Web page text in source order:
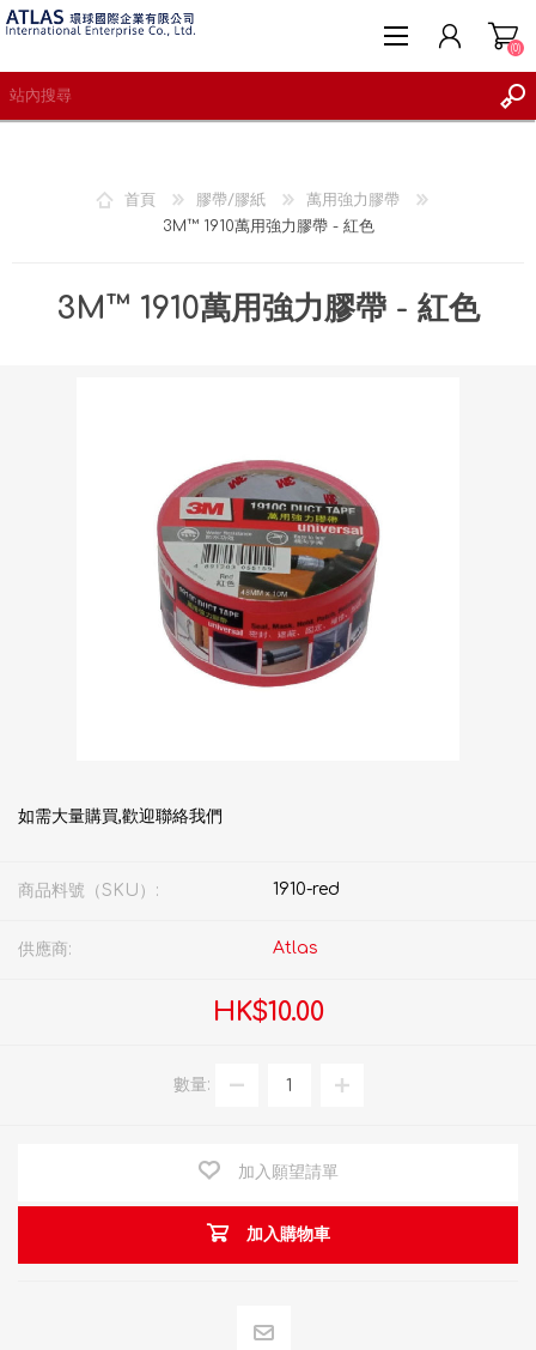
願望清單
(0)
首頁 膠帶/膠紙
萬用強力膠帶
3M™ 1910萬用強力膠帶 - 紅色
3M™ 1910萬用強力膠帶 - 紅色
如需大量購買,歡迎聯絡我們
商品料號（SKU）: 1910-red
供應商: Atlas
HK$10.00
數量:
加入願望請單
加入購物車